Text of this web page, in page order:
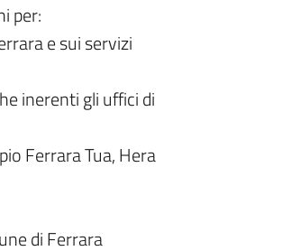
per:
e sui servizi
inerenti gli uffici di
Ferrara Tua, Hera
di Ferrara